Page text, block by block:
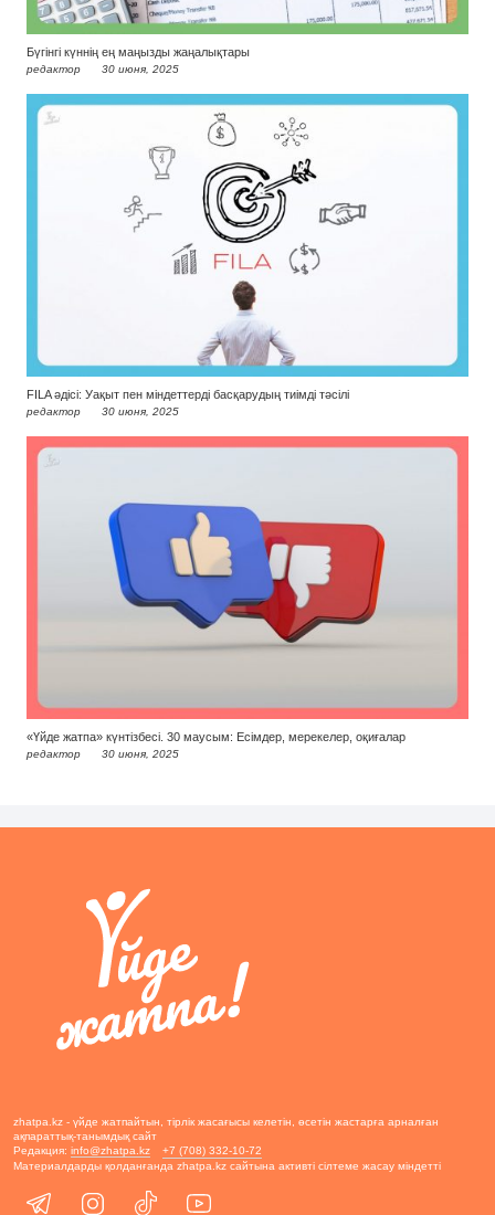
Бүгінгі күннің ең маңызды жаңалықтары
редактор 30 июня, 2025
FILA әдісі: Уақыт пен міндеттерді басқарудың тиімді тәсілі
редактор 30 июня, 2025
«Үйде жатпа» күнтізбесі. 30 маусым: Есімдер, мерекелер, оқиғалар
редактор 30 июня, 2025
zhatpa.kz - үйде жатпайтын, тірлік жасағысы келетін, өсетін жастарға арналған
ақпараттық-танымдық сайт
Редакция: info@zhatpa.kz
+7 (708) 332-10-72
Материалдарды қолданғанда zhatpa.kz сайтына активті сілтеме жасау міндетті